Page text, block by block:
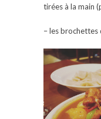
tirées à la main
– les